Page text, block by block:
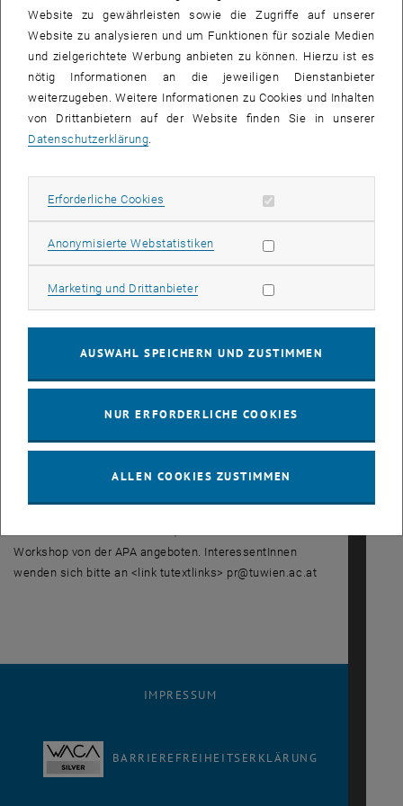
Zugriff auf Österreichs größten professionellen
Informationspool für Wissenschaft, Forschung, Bildung,
Technologie und Innovation.
Was erfahren Sie unter APA-ZukunftWissen?
Themenfeld Wissenschaft, Forschung, Schule und
Innovation, Kunst und Kultur nachlesen.
genannten Themen mit Relevanz für Österreich.
über wichtige themenrelevante Events sowie
Community selbst - z.B. von Universitäten, Schulen,
Forschungseinrichtungen, Science Parks oder
Blick.
Workshop von der APA angeboten. InteressentInnen
wenden sich bitte an <link tutextlinks> pr@tuwien.ac.at
IMPRESSUM
BARRIEREFREIHEITSERKLÄRUNG
Website zu gewährleisten sowie die Zugriffe auf unserer
Website zu analysieren und um Funktionen für soziale Medien
und zielgerichtete Werbung anbieten zu können. Hierzu ist es
nötig Informationen an die jeweiligen Dienstanbieter
weiterzugeben. Weitere Informationen zu Cookies und Inhalten
von Drittanbietern auf der Website finden Sie in unserer
Datenschutzerklärung.
Erforderliche Cookies Erforderliche Cookies zulassen
Anonymisierte WebstatistikenStatistik Cookies zulassen
Marketing und DrittanbieterMarketing Cookies zulassen
AUSWAHL SPEICHERN UND ZUSTIMMEN
NUR ERFORDERLICHE COOKIES
ALLEN COOKIES ZUSTIMMEN